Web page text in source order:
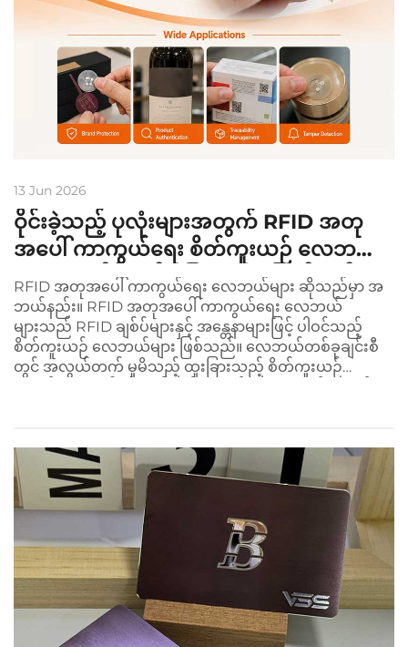
13 Jun 2026
ဝိုင်းခဲ့သည့် ပုလုံးများအတွက် RFID အတု
အပေါ် ကာကွယ်ရေး စိတ်ကူးယဉ် လေဘယ်
များ - အထိရှိမှုနှင့် ခြေရာခံမှု ဖြေရှင်းနည်း
များ
RFID အတုအပေါ် ကာကွယ်ရေး လေဘယ်များ ဆိုသည်မှာ အ
ဘယ်နည်း။ RFID အတုအပေါ် ကာကွယ်ရေး လေဘယ်
များသည် RFID ချစ်ပ်များနှင့် အန္တေနာများဖြင့် ပါဝင်သည့်
စိတ်ကူးယဉ် လေဘယ်များ ဖြစ်သည်။ လေဘယ်တစ်ခုချင်းစီ
တွင် အလွယ်တက် မူမိသည့် ထူးခြားသည့် စိတ်ကူးယဉ်